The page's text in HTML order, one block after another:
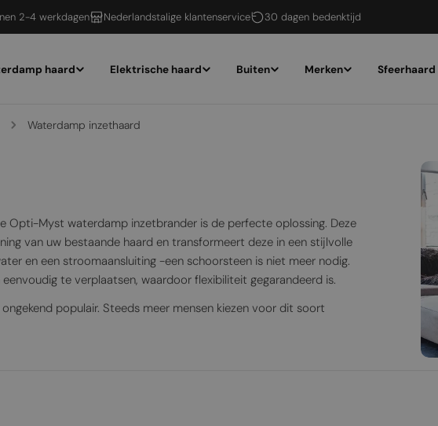
2-4 werkdagen Nederlandstalige klantenservice 30 dagen bedenktijd
haard Elektrische haard Buiten Merken Sfeerhaard
Waterdamp inzethaard
Opti-Myst waterdamp inzetbrander is de perfecte oplossing. Deze
van uw bestaande haard en transformeert deze in een stijlvolle
en een stroomaansluiting -een schoorsteen is niet meer nodig.
te verplaatsen, waardoor flexibiliteit gegarandeerd is.
populair. Steeds meer mensen kiezen voor dit soort